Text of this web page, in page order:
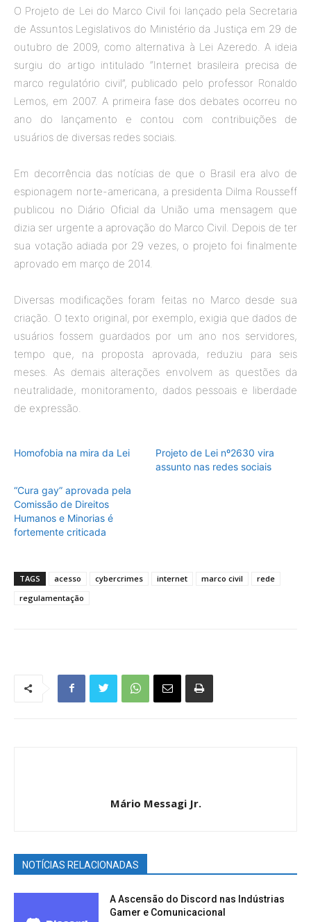
O Projeto de Lei do Marco Civil foi lançado pela Secretaria
de Assuntos Legislativos do Ministério da Justiça em 29 de
outubro de 2009, como alternativa à Lei Azeredo. A ideia
surgiu do artigo intitulado “Internet brasileira precisa de
marco regulatório civil”, publicado pelo professor Ronaldo
Lemos, em 2007. A primeira fase dos debates ocorreu no
ano do lançamento e contou com contribuições de
usuários de diversas redes sociais.
Em decorrência das notícias de que o Brasil era alvo de
espionagem norte-americana, a presidenta Dilma Rousseff
publicou no Diário Oficial da União uma mensagem que
dizia ser urgente a aprovação do Marco Civil. Depois de ter
sua votação adiada por 29 vezes, o projeto foi finalmente
aprovado em março de 2014.
Diversas modificações foram feitas no Marco desde sua
criação. O texto original, por exemplo, exigia que dados de
usuários fossem guardados por um ano nos servidores,
tempo que, na proposta aprovada, reduziu para seis
meses. As demais alterações envolvem as questões da
neutralidade, monitoramento, dados pessoais e liberdade
de expressão.
Homofobia na mira da Lei
Projeto de Lei nº2630 vira
assunto nas redes sociais
“Cura gay” aprovada pela
Comissão de Direitos
Humanos e Minorias é
fortemente criticada
TAGS acesso cybercrimes internet marco civil
rede
regulamentação
Mário Messagi Jr.
NOTÍCIAS RELACIONADAS
A Ascensão do Discord nas Indústrias
Gamer e Comunicacional